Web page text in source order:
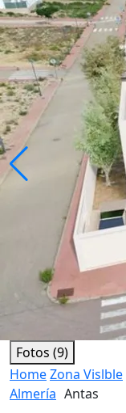
Fotos (9)
HomeZona Vislble
Almería Antas